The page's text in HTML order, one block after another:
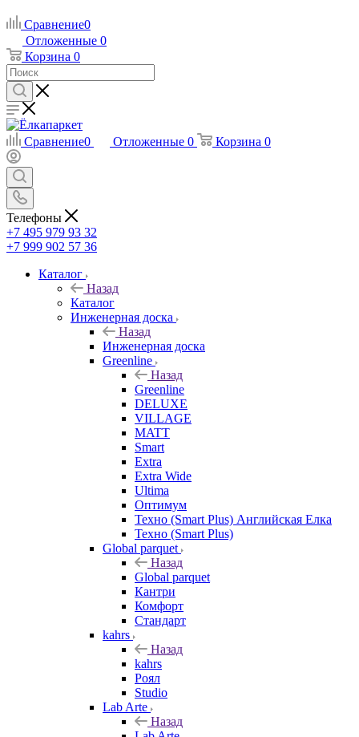
Сравнение0
Отложенные 0
Корзина 0
Сравнение0 Отложенные 0 Корзина 0
Телефоны
+7 495 979 93 32
+7 999 902 57 36
Каталог
Назад
Каталог
Инженерная доска
Назад
Инженерная доска
Greenline
Назад
Greenline
DELUXE
VILLAGE
MATT
Smart
Extra
Extra Wide
Ultima
Оптимум
Техно (Smart Plus) Английская Елка
Техно (Smart Plus)
Global parquet
Назад
Global parquet
Кантри
Комфорт
Стандарт
kahrs
Назад
kahrs
Роял
Studio
Lab Arte
Назад